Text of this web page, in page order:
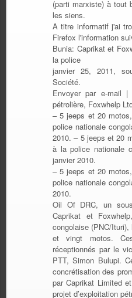
(parti marxiste) à tout
les siens.
A titre informatif j'ai
Firefox l'information
Bunia: Caprikat et
la police
janvier 25, 2011,
Société.
Envoyer par e-mail
pétrolière, Foxwhelp
– 5 jeeps et 20
police nationale
2010. – 5 jeeps et 20
à la police nationale
janvier 2010.
– 5 jeeps et 20
police nationale
2010.
Oil Of DRC, un
Caprikat et
congolaise (PNC/
et vingt motos.
réceptionnés par le
PTT, Simon Bulupi.
concrétisation des
par Caprikat Limited
projet d’exploitation